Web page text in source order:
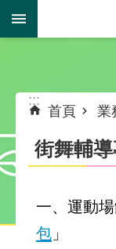
跳到主要內容區塊
:::
首頁 業
街舞輔
一、運動
包 」